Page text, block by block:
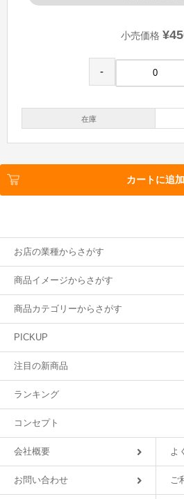
小売価格
-
在庫
カートに追加
お店の業種からさがす
商品イメージからさがす
商品カテゴリーからさがす
PICKUP
注目の新商品
ランキング
コンセプト
会社概要 よ
お問い合わせ ご